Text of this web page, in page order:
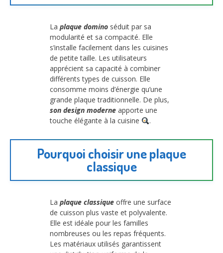
La plaque domino séduit par sa
modularité et sa compacité. Elle
s’installe facilement dans les cuisines
de petite taille. Les utilisateurs
apprécient sa capacité à combiner
différents types de cuisson. Elle
consomme moins d’énergie qu’une
grande plaque traditionnelle. De plus,
son design moderne apporte une
touche élégante à la cuisine
.
Pourquoi choisir une plaque
classique
La plaque classique offre une surface
de cuisson plus vaste et polyvalente.
Elle est idéale pour les familles
nombreuses ou les repas fréquents.
Les matériaux utilisés garantissent